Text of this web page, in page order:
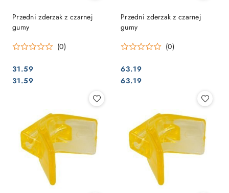
Przedni zderzak z czarnej
gumy
(0)
Cena:
31.59
Cena:
31.59
Przedni zderzak z czarnej
gumy
(0)
Cena:
63.19
Cena:
63.19